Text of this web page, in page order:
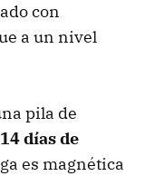
con
a un nivel
pila de
días de
es magnética